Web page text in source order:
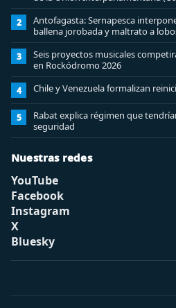
2
Antofagasta: Sernapesca
ballena jorobada y maltrato a
3
Seis proyectos musicales
en Rockódromo 2026
4 Chile y Venezuela formalizan
5
Rabat explica régimen que
seguridad
Nuestras redes
YouTube
Facebook
Instagram
X
Bluesky